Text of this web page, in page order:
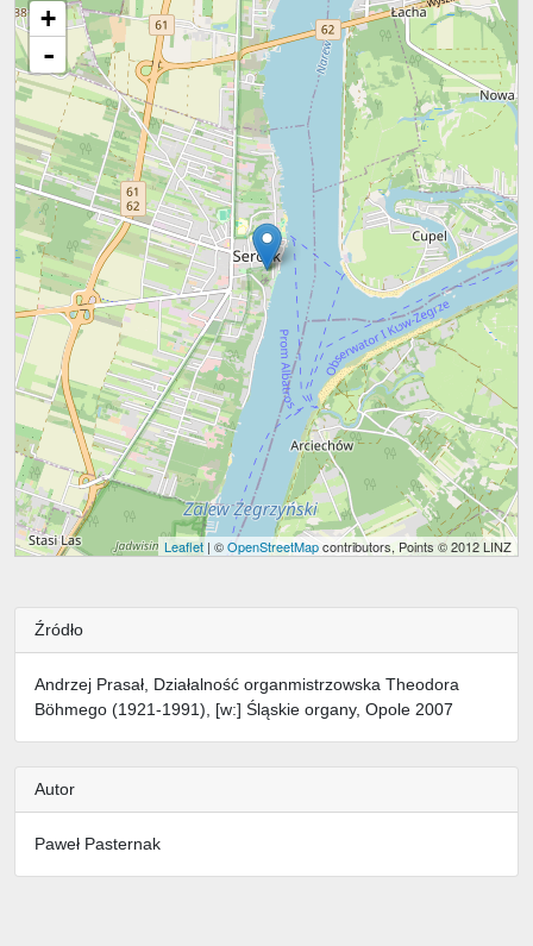
+
-
Leaflet | ©OpenStreetMapcontributors, Points © 2012 LINZ
Źródło
Andrzej Prasał, Działalność organmistrzowska Theodora
Böhmego (1921-1991), [w:] Śląskie organy, Opole 2007
Autor
Paweł Pasternak